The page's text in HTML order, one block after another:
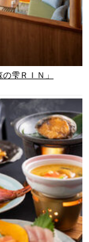
雫ＲＩＮ」